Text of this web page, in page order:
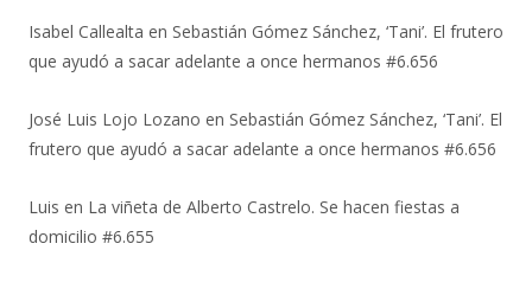
Isabel Callealta en Sebastián Gómez Sánchez, ‘Tani’. El frutero
que ayudó a sacar adelante a once hermanos #6.656
José Luis Lojo Lozano en Sebastián Gómez Sánchez, ‘Tani’. El
frutero que ayudó a sacar adelante a once hermanos #6.656
Luis en La viñeta de Alberto Castrelo. Se hacen fiestas a
domicilio #6.655